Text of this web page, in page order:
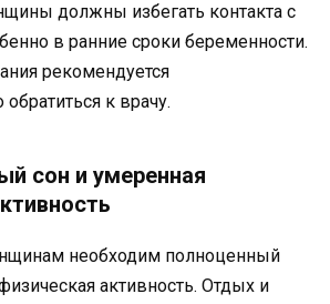
должны избегать контакта с
в ранние сроки беременности.
рекомендуется
к врачу.
сон и умеренная
необходим полноценный
активность. Отдых и